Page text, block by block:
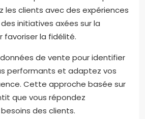
les clients avec des expériences
initiatives axées sur la
la fidélité.
données de vente pour identifier
performants et adaptez vos
Cette approche basée sur
que vous répondez
des clients.